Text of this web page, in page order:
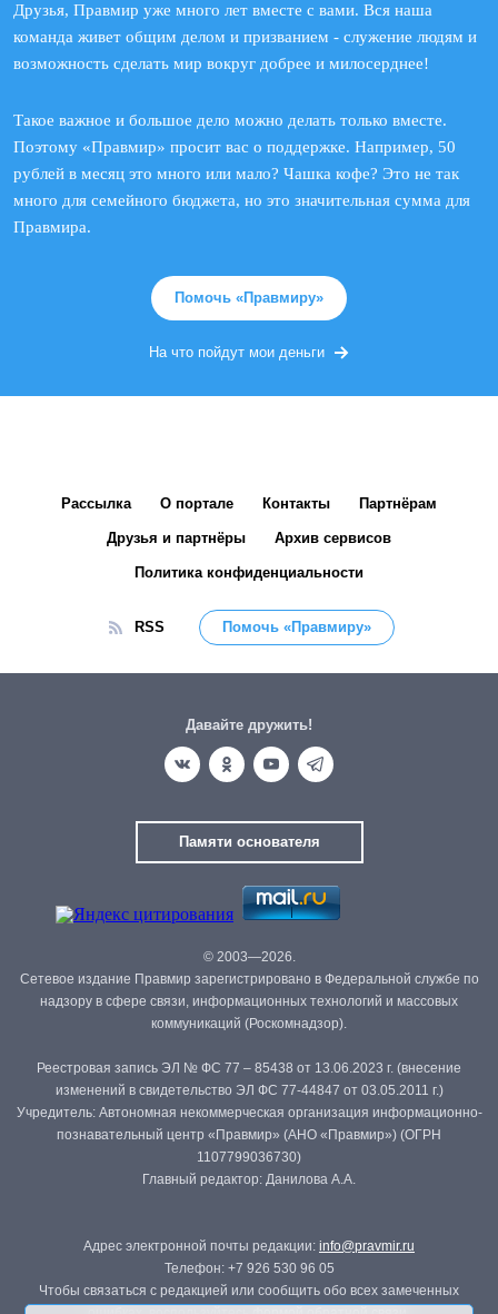
Друзья, Правмир уже много лет вместе с вами. Вся наша
команда живет общим делом и призванием - служение людям и
возможность сделать мир вокруг добрее и милосерднее!
Такое важное и большое дело можно делать только вместе.
Поэтому «Правмир» просит вас о поддержке. Например, 50
рублей в месяц это много или мало? Чашка кофе? Это не так
много для семейного бюджета, но это значительная сумма для
Правмира.
Помочь «Правмиру»
На что пойдут мои деньги
Рассылка О портале Контакты Партнёрам
Друзья и партнёры Архив сервисов
Политика конфиденциальности
RSS Помочь «Правмиру»
Давайте дружить!
Памяти основателя
© 2003—2026.
Сетевое издание Правмир зарегистрировано в Федеральной службе по
надзору в сфере связи, информационных технологий и массовых
коммуникаций (Роскомнадзор).
Реестровая запись ЭЛ № ФС 77 – 85438 от 13.06.2023 г. (внесение
изменений в свидетельство ЭЛ ФС 77-44847 от 03.05.2011 г.)
Учредитель: Автономная некоммерческая организация информационно-
познавательный центр «Правмир» (АНО «Правмир») (ОГРН
1107799036730)
Главный редактор: Данилова А.А.
Адрес электронной почты редакции: info@pravmir.ru
Телефон: +7 926 530 96 05
Чтобы связаться с редакцией или сообщить обо всех замеченных